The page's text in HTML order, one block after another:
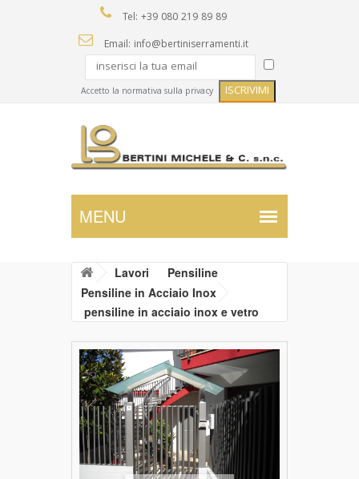
Tel: +39 080 219 89 89
Email: info@bertiniserramenti.it
Accetto la normativa sulla privacy
Lavori
Pensiline
Pensiline in Acciaio Inox
pensiline in acciaio inox e vetro